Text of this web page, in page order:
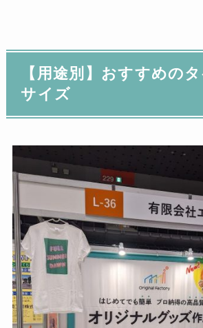
【用途別】おすすめの
サイズ